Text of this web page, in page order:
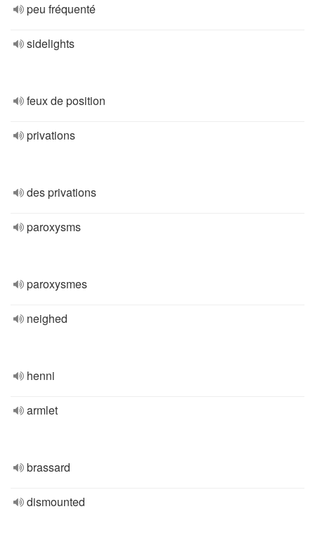
peu fréquenté
sidelights
feux de position
privations
des privations
paroxysms
paroxysmes
neighed
henni
armlet
brassard
dismounted